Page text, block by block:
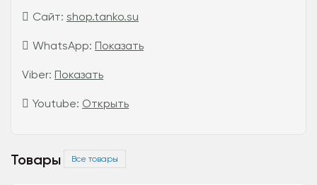
Сайт: shop.tanko.su
WhatsApp: Показать
Viber: Показать
Youtube: Открыть
Товары Все товары